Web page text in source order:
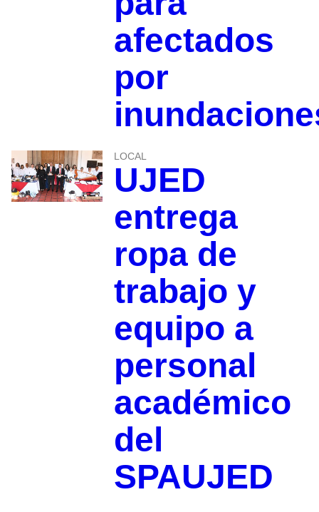
afectados
por
LOCAL
UJED
entrega
ropa de
trabajo y
equipo a
personal
académico
del
SPAUJED